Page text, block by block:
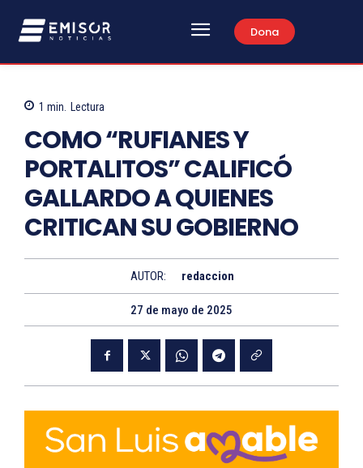
Dona
1 min. Lectura
COMO “RUFIANES Y
PORTALITOS” CALIFICÓ
GALLARDO A QUIENES
CRITICAN SU GOBIERNO
AUTOR: redaccion
27 de mayo de 2025